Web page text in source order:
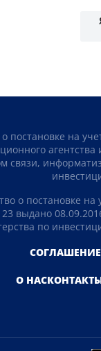
постановке на
связи,
о постановке на
выдано
по
О НАС